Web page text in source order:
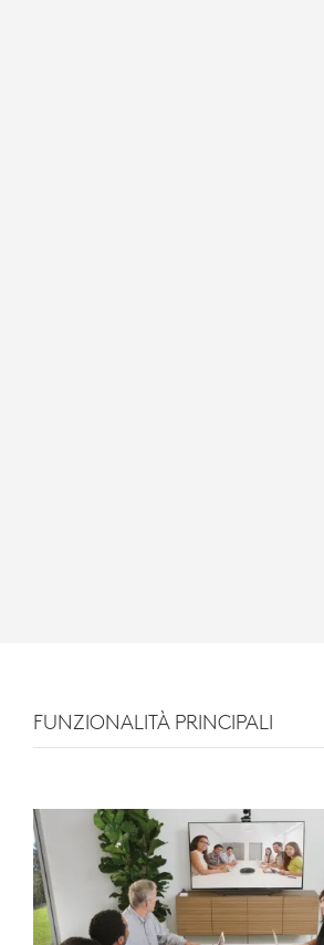
FUNZIONALITÀ PRINCIPALI